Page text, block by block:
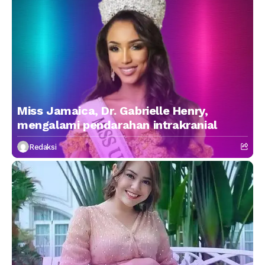
Miss Jamaica, Dr. Gabrielle Henry,
mengalami pendarahan intrakranial
Redaksi